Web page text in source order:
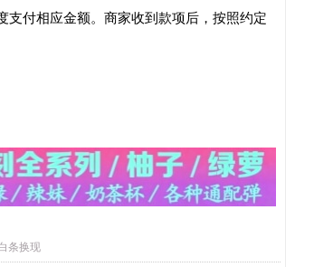
支付相应金额。商家收到款项后，按照约定
条换现